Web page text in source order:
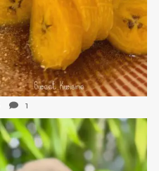
1